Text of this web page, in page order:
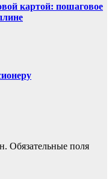
картой: пошаговое
Обязательные поля